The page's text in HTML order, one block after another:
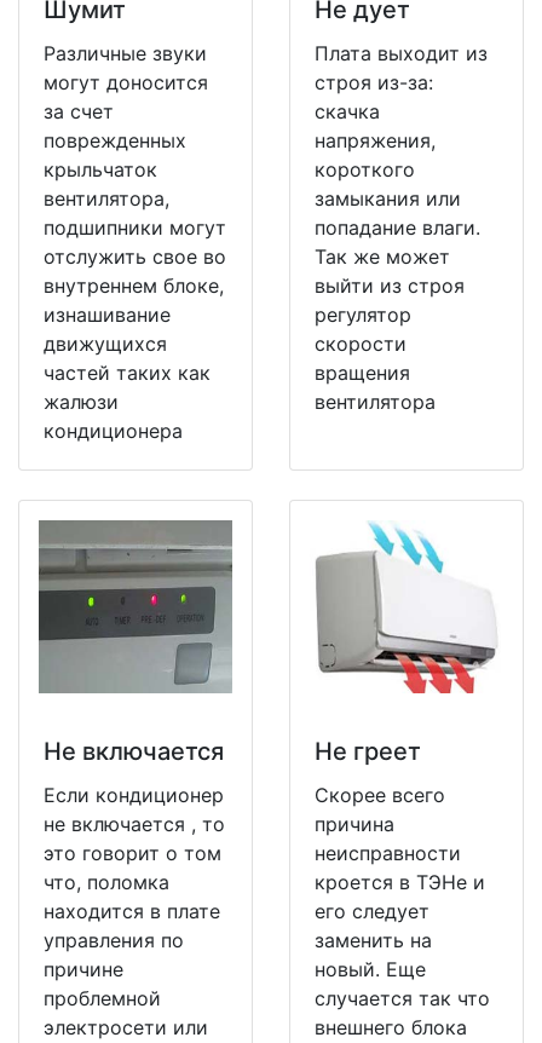
Шумит
Различные звуки
могут доносится
за счет
поврежденных
крыльчаток
вентилятора,
подшипники могут
отслужить свое во
внутреннем блоке,
изнашивание
движущихся
частей таких как
жалюзи
кондиционера
Не дует
Плата выходит из
строя из-за:
скачка
напряжения,
короткого
замыкания или
попадание влаги.
Так же может
выйти из строя
регулятор
скорости
вращения
вентилятора
Не включается
Если кондиционер
не включается , то
это говорит о том
что, поломка
находится в плате
управления по
причине
проблемной
электросети или
Не греет
Скорее всего
причина
неисправности
кроется в ТЭНе и
его следует
заменить на
новый. Еще
случается так что
внешнего блока